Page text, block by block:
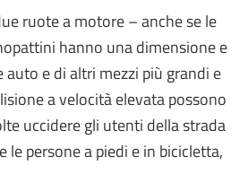
ruote a motore – anche se le
hanno una dimensione e
e di altri mezzi più grandi e
a velocità elevata possono
uccidere gli utenti della strada
le persone a piedi e in bicicletta,